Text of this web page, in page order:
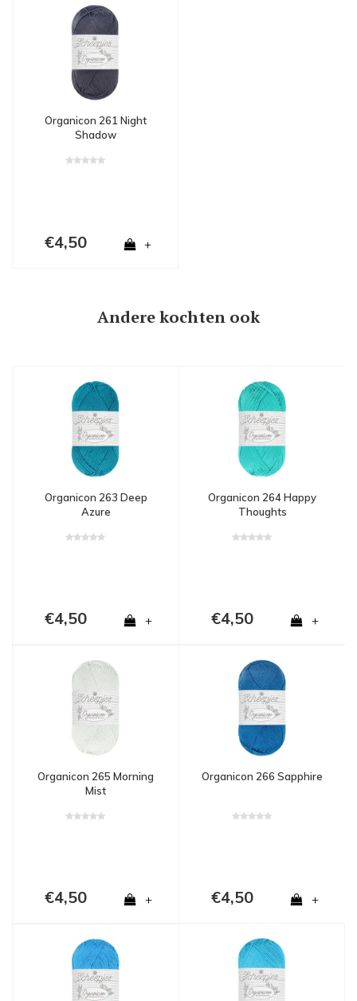
Organicon 261 Night
Shadow
€4,50 +
Andere kochten ook
Organicon 263 Deep
Azure
€4,50 +
Organicon 264 Happy
Thoughts
€4,50 +
Organicon 265 Morning
Mist
€4,50 +
Organicon 266 Sapphire
€4,50 +